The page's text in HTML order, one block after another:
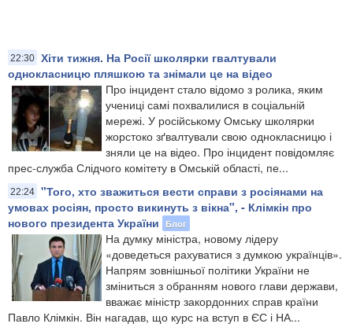
22:30 Хіти тижня. На Росії школярки гвалтували
однокласницю пляшкою та знімали це на відео
Про інцидент стало відомо з ролика, яким
учениці самі похвалилися в соціальній
мережі. У російському Омську школярки
жорстоко зґвалтували свою однокласницю і
зняли це на відео. Про інцидент повідомляє
прес-служба Слідчого комітету в Омській області, пе...
22:24 "Того, хто зважиться вести справи з росіянами на
умовах росіян, просто викинуть з вікна", - Клімкін про
нового президента України
Блог
На думку міністра, новому лідеру
«доведеться рахуватися з думкою українців».
Напрям зовнішньої політики України не
зміниться з обранням нового глави держави,
вважає міністр закордонних справ країни
Павло Клімкін. Він нагадав, що курс на вступ в ЄС і НА...